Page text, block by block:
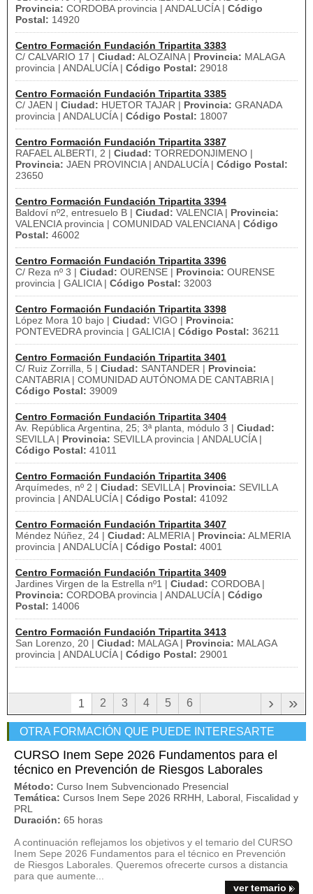
Provincia: CORDOBA provincia | ANDALUCÍA | Código
Postal: 14920
Centro Formación Fundación Tripartita 3383
C/ CALVARIO 17 | Ciudad: ALOZAINA | Provincia: MALAGA
provincia | ANDALUCÍA | Código Postal: 29018
Centro Formación Fundación Tripartita 3385
C/ JAEN | Ciudad: HUETOR TAJAR | Provincia: GRANADA
provincia | ANDALUCÍA | Código Postal: 18007
Centro Formación Fundación Tripartita 3387
RAFAEL ALBERTI, 2 | Ciudad: TORREDONJIMENO |
Provincia: JAEN PROVINCIA | ANDALUCÍA | Código Postal:
23650
Centro Formación Fundación Tripartita 3394
Baldoví nº2, entresuelo B | Ciudad: VALENCIA | Provincia:
VALENCIA provincia | COMUNIDAD VALENCIANA | Código
Postal: 46002
Centro Formación Fundación Tripartita 3396
C/ Reza nº 3 | Ciudad: OURENSE | Provincia: OURENSE
provincia | GALICIA | Código Postal: 32003
Centro Formación Fundación Tripartita 3398
López Mora 10 bajo | Ciudad: VIGO | Provincia:
PONTEVEDRA provincia | GALICIA | Código Postal: 36211
Centro Formación Fundación Tripartita 3401
C/ Ruiz Zorrilla, 5 | Ciudad: SANTANDER | Provincia:
CANTABRIA | COMUNIDAD AUTÓNOMA DE CANTABRIA |
Código Postal: 39009
Centro Formación Fundación Tripartita 3404
Av. República Argentina, 25; 3ª planta, módulo 3 | Ciudad:
SEVILLA | Provincia: SEVILLA provincia | ANDALUCÍA |
Código Postal: 41011
Centro Formación Fundación Tripartita 3406
Arquímedes, nº 2 | Ciudad: SEVILLA | Provincia: SEVILLA
provincia | ANDALUCÍA | Código Postal: 41092
Centro Formación Fundación Tripartita 3407
Méndez Núñez, 24 | Ciudad: ALMERIA | Provincia: ALMERIA
provincia | ANDALUCÍA | Código Postal: 4001
Centro Formación Fundación Tripartita 3409
Jardines Virgen de la Estrella nº1 | Ciudad: CORDOBA |
Provincia: CORDOBA provincia | ANDALUCÍA | Código
Postal: 14006
Centro Formación Fundación Tripartita 3413
San Lorenzo, 20 | Ciudad: MALAGA | Provincia: MALAGA
provincia | ANDALUCÍA | Código Postal: 29001
1 2 3 4 5 6 »
›
OTRA FORMACIÓN QUE PUEDE INTERESARTE
CURSO Inem Sepe 2026 Fundamentos para el
técnico en Prevención de Riesgos Laborales
Método: Curso Inem Subvencionado Presencial
Temática: Cursos Inem Sepe 2026 RRHH, Laboral, Fiscalidad y
PRL
Duración: 65 horas
A continuación reflejamos los objetivos y el temario del CURSO
Inem Sepe 2026 Fundamentos para el técnico en Prevención
de Riesgos Laborales. Queremos ofrecerte cursos a distancia
para que aumente...
ver temario